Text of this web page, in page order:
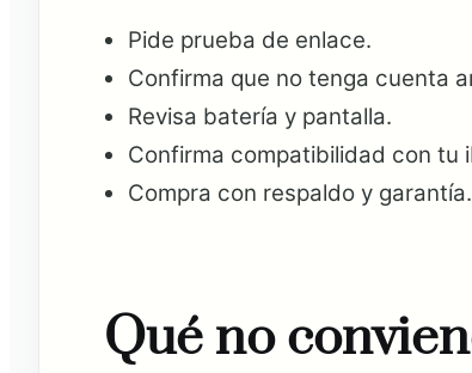
Pide prueba de enlace.
Confirma que no tenga cuenta
Revisa batería y pantalla.
Confirma compatibilidad con tu
Compra con respaldo y garantía.
Qué no